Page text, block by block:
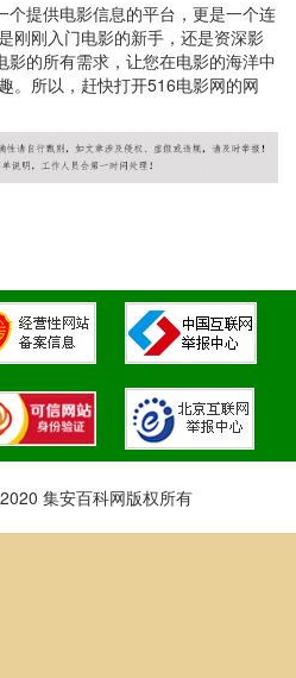
提供电影信息的平台，更是一个连
刚刚入门电影的新手，还是资深影
的所有需求，让您在电影的海洋中
。所以，赶快打开516电影网的网
集安百科网版权所有